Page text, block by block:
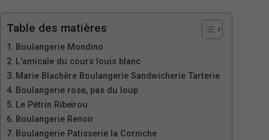
Table des matières
Boulangerie Mondino
L’amicale du cours louis blanc
Marie Blachère Boulangerie Sandwicherie Tarterie
Boulangerie rose, pas du loup
Le Pétrin Ribeïrou
Boulangerie Renoir
Boulangerie Patisserie la Corniche